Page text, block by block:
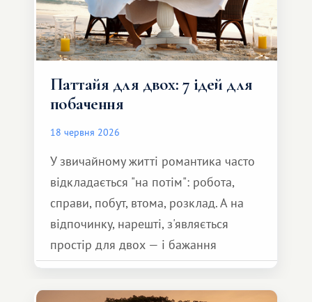
Паттайя для двох: 7 ідей для
побачення
18 червня 2026
У звичайному житті романтика часто
відкладається "на потім": робота,
справи, побут, втома, розклад. А на
відпочинку, нарешті, з'являється
простір для двох — і бажання
зробити для близької людини щось
особливе. Не обов'язково масштабне,